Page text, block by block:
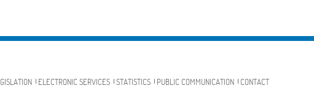
ELECTRONIC SERVICES STATISTICS PUBLIC COMMUNICATION CONTACT